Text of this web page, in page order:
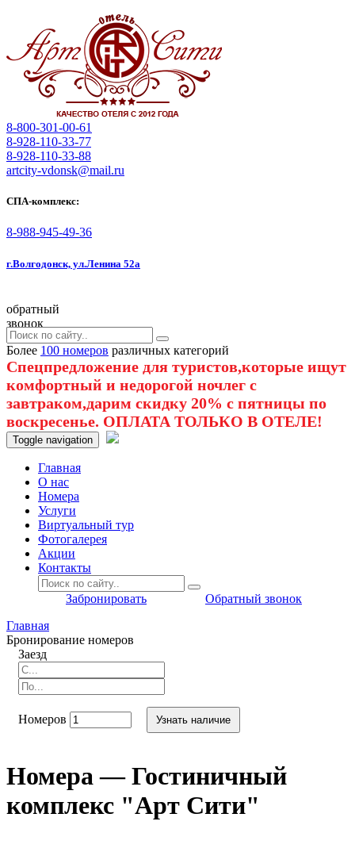
8-800-301-00-61
8-928-110-33-77
8-928-110-33-88
artcity-vdonsk@mail.ru
СПА-комплекс:
8-988-945-49-36
г.Волгодонск, ул.Ленина 52а
обратный
звонок
Более 100 номеров различных категорий
Спецпредложение для туристов,которые ищут
комфортный и недорогой ночлег с
завтраком,дарим скидку 20% с пятницы по
воскресенье. ОПЛАТА ТОЛЬКО В ОТЕЛЕ!
Toggle navigation
Главная
O нас
Номера
Услуги
Виртуальный тур
Фотогалерея
Акции
Контакты
Забронировать
Обратный звонок
Главная
Бронирование номеров
Заезд
Номеров Узнать наличие
Номера — Гостиничный
комплекс "Арт Сити"